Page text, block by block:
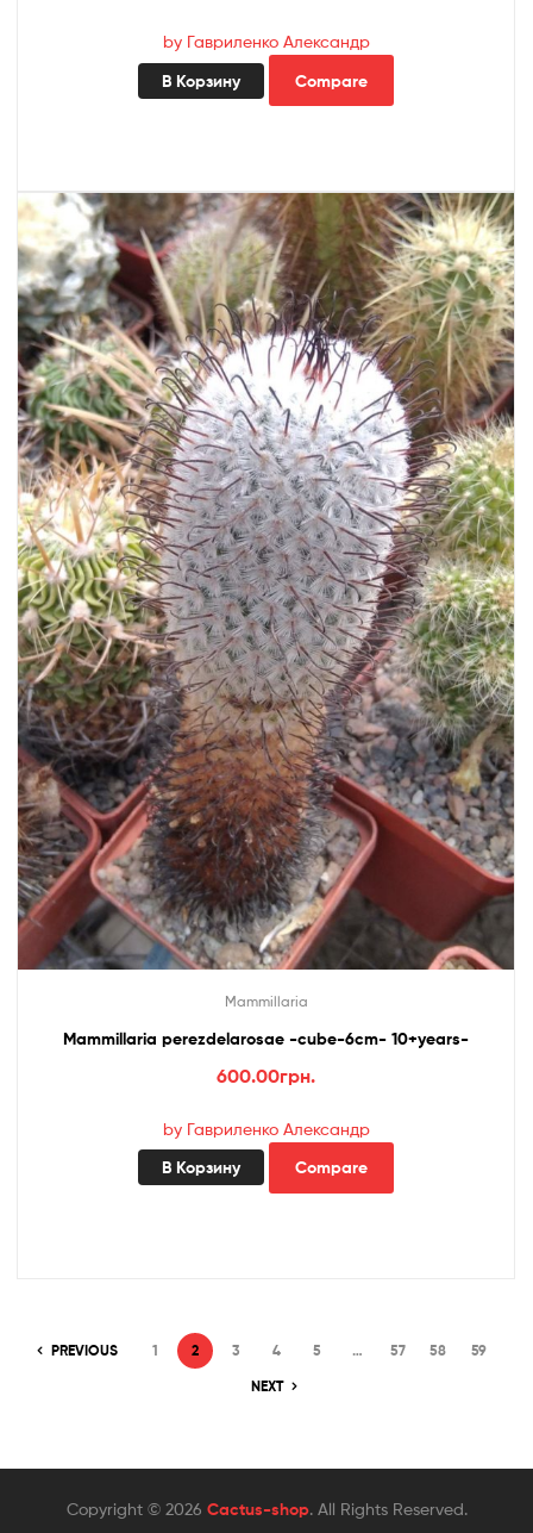
by Гавриленко Александр
В Корзину Compare
Mammillaria
Mammillaria perezdelarosae -cube-6cm- 10+years-
600.00грн.
by Гавриленко Александр
В Корзину Compare
PREVIOUS 1 2 3 4 5 … 57 58
59
NEXT
Copyright © 2026 Cactus-shop. All Rights Reserved.